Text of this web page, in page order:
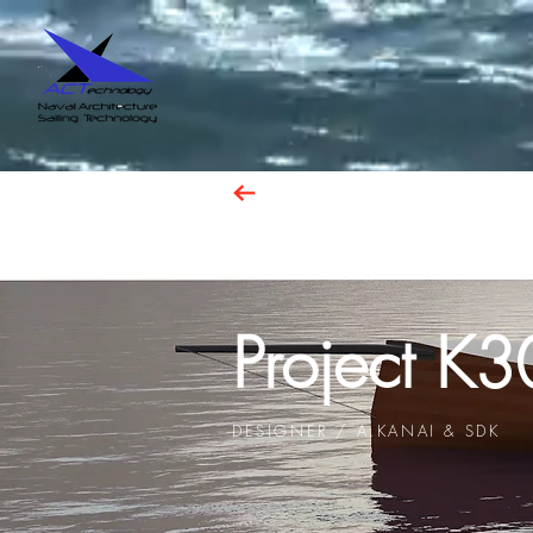
Project
DESIGNER / A.KANAI & SDK